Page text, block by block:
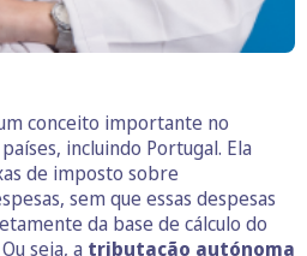
conceito importante no
incluindo Portugal. Ela
de imposto sobre
sem que essas despesas
da base de cálculo do
seja, a tributação autónoma